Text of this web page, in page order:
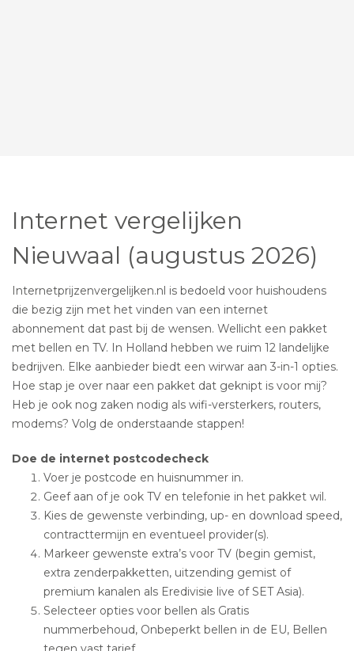
Internet vergelijken
Nieuwaal (augustus 2026)
Internetprijzenvergelijken.nl is bedoeld voor huishoudens
die bezig zijn met het vinden van een internet
abonnement dat past bij de wensen. Wellicht een pakket
met bellen en TV. In Holland hebben we ruim 12 landelijke
bedrijven. Elke aanbieder biedt een wirwar aan 3-in-1 opties.
Hoe stap je over naar een pakket dat geknipt is voor mij?
Heb je ook nog zaken nodig als wifi-versterkers, routers,
modems? Volg de onderstaande stappen!
Doe de internet postcodecheck
Voer je postcode en huisnummer in.
Geef aan of je ook TV en telefonie in het pakket wil.
Kies de gewenste verbinding, up- en download speed,
contracttermijn en eventueel provider(s).
Markeer gewenste extra’s voor TV (begin gemist,
extra zenderpakketten, uitzending gemist of
premium kanalen als Eredivisie live of SET Asia).
Selecteer opties voor bellen als Gratis
nummerbehoud, Onbeperkt bellen in de EU, Bellen